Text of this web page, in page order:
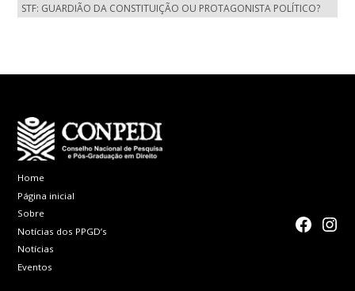
STF: GUARDIÃO DA CONSTITUIÇÃO OU PROTAGONISTA POLÍTICO?
Home
Página inicial
Sobre
Notícias dos PPGD’s
Notícias
Eventos